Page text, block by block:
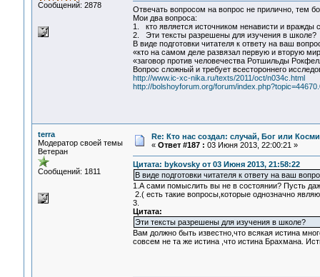
Сообщений: 2878
Отвечать вопросом на вопрос не прилично, тем
Мои два вопроса:
1. кто является источником ненависти и вражды
2. Эти тексты разрешены для изучения в школе?
В виде подготовки читателя к ответу на ваш
«кто на самом деле развязал первую и вторую
«заговор против человечества Ротшильды
Вопрос сложный и требует всестороннего
http://www.ic-xc-nika.ru/texts/2011/oct/n034c.html
http://bolshoyforum.org/forum/
terra
Модератор своей темы
Ветеран
Сообщений: 1811
Re: Кто нас создал: случай, Бог или
« Ответ #187 : 03 Июня 2013, 22:00:21 »
Цитата: bykovsky от 03 Июня 2013, 21:58:22
В виде подготовки читателя к ответу на ваш
1.А сами помыслить вы не в состоянии? Пусть
2.( есть такие вопросы,которые однозначно
3.
Цитата:
Эти тексты разрешены для изучения в школе?
Вам должно быть известно,что всякая истина
совсем не та же истина ,что истина Брахмана.